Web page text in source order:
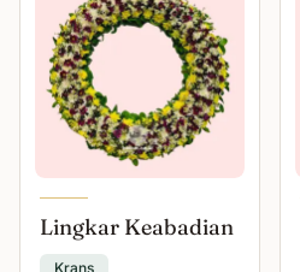
Lingkar Keabadian
Krans